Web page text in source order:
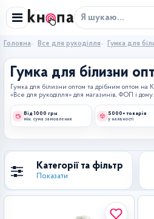
Головна Все для рукоділля Гумка для
Гумка для білизни
Гумка для білизни оптом та дрібним оптом на
«Все для рукоділля» для магазинів, ФОП і дому.
Від 1000 грн
мін. сума замовлення
5000+ товарів
у наявності
Категорії та фільтр
Показати